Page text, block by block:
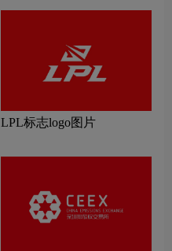
LPL标志logo图片